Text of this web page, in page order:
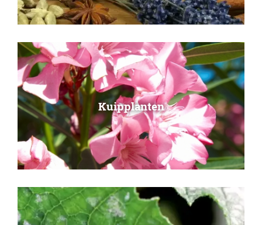
Kuipplanten